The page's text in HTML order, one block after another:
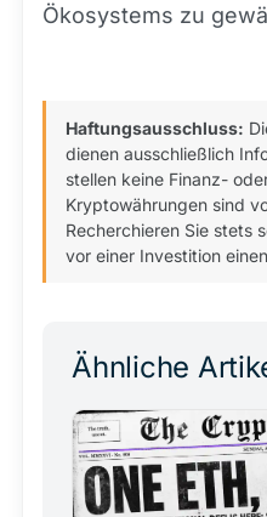
Ökosystems zu
Haftungsausschluss:
dienen ausschließlich
stellen keine Finanz-
Kryptowährungen sind
Recherchieren Sie stets
vor einer Investition
Ähnliche